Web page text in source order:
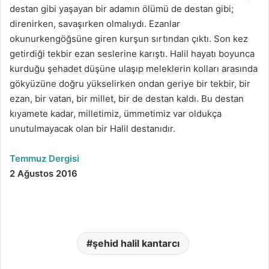
destan gibi yaşayan bir adamın ölümü de destan gibi;
direnirken, savaşırken olmalıydı. Ezanlar
okunurkengöğsüne giren kurşun sırtından çıktı. Son kez
getirdiği tekbir ezan seslerine karıştı. Halil hayatı boyunca
kurduğu şehadet düşüne ulaşıp meleklerin kolları arasında
gökyüzüne doğru yükselirken ondan geriye bir tekbir, bir
ezan, bir vatan, bir millet, bir de destan kaldı. Bu destan
kıyamete kadar, milletimiz, ümmetimiz var oldukça
unutulmayacak olan bir Halil destanıdır.
Temmuz Dergisi
2 Ağustos 2016
şehid halil kantarcı